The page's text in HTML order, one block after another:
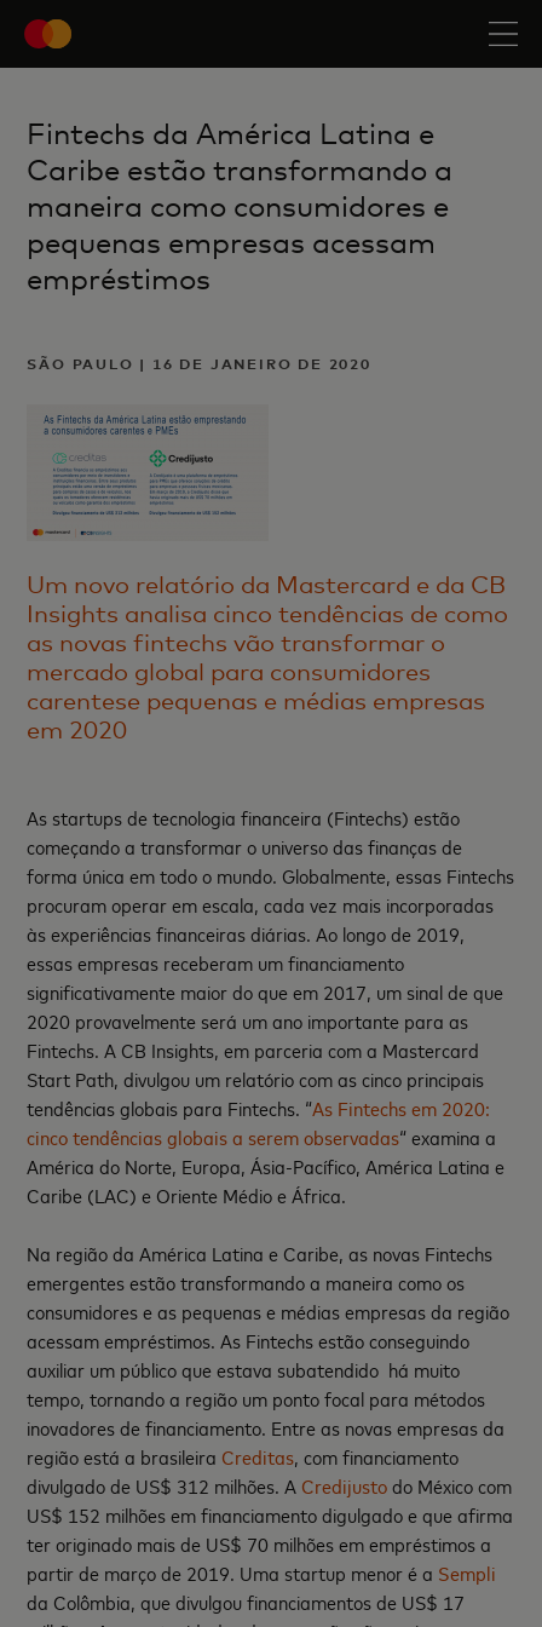
Fintechs da América Latina e
Caribe estão transformando a
maneira como consumidores e
pequenas empresas acessam
empréstimos
SÃO PAULO | 16 DE JANEIRO DE 2020
Um novo relatório da Mastercard e da CB
Insights analisa cinco tendências de como
as novas fintechs vão transformar o
mercado global para consumidores
carentese pequenas e médias empresas
em 2020
As startups de tecnologia financeira (Fintechs) estão
começando a transformar o universo das finanças de
forma única em todo o mundo. Globalmente, essas Fintechs
procuram operar em escala, cada vez mais incorporadas
às experiências financeiras diárias. Ao longo de 2019,
essas empresas receberam um financiamento
significativamente maior do que em 2017, um sinal de que
2020 provavelmente será um ano importante para as
Fintechs. A CB Insights, em parceria com a Mastercard
Start Path, divulgou um relatório com as cinco principais
tendências globais para Fintechs. “As Fintechs em 2020:
cinco tendências globais a serem observadas“ examina a
América do Norte, Europa, Ásia-Pacífico, América Latina e
Caribe (LAC) e Oriente Médio e África.
Na região da América Latina e Caribe, as novas Fintechs
emergentes estão transformando a maneira como os
consumidores e as pequenas e médias empresas da região
acessam empréstimos. As Fintechs estão conseguindo
auxiliar um público que estava subatendido há muito
tempo, tornando a região um ponto focal para métodos
inovadores de financiamento. Entre as novas empresas da
região está a brasileira Creditas, com financiamento
divulgado de US$ 312 milhões. A Credijustodo México com
US$ 152 milhões em financiamento digulgado e que afirma
ter originado mais de US$ 70 milhões em empréstimos a
partir de março de 2019. Uma startup menor é a Sempli
da Colômbia, que divulgou financiamentos de US$ 17